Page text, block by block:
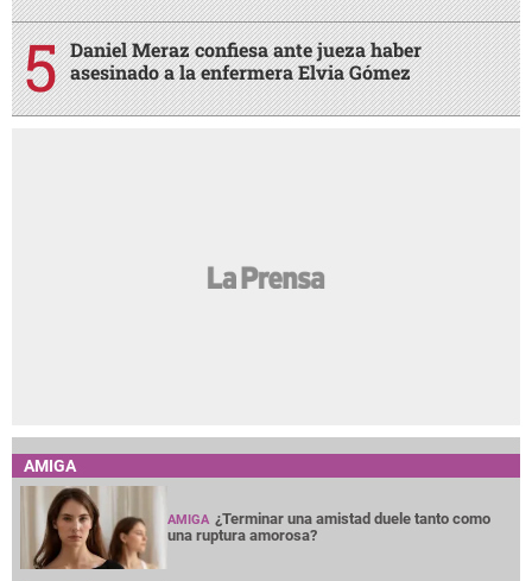
Daniel Meraz confiesa ante jueza haber
asesinado a la enfermera Elvia Gómez
AMIGA
AMIGA ¿Terminar una amistad duele tanto como
una ruptura amorosa?